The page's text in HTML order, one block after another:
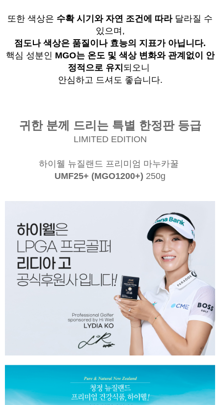
또한 색상은 수확 시기와 자연 조건에 따라 달라질 수
있으며,
점도나 색상은 품질이나 효능의 지표가 아닙니다.
핵심 성분인 MGO는 온도 및 색상 변화와 관계없이 안
정적으로 유지 되오니
안심하고 드셔도 좋습니다.
귀한 분께 드리는 특별 한정판 등급
LIMITED EDITION
하이웰 뉴질랜드 프리미엄 마누카꿀
UMF25+ (MGO1200+) 250g